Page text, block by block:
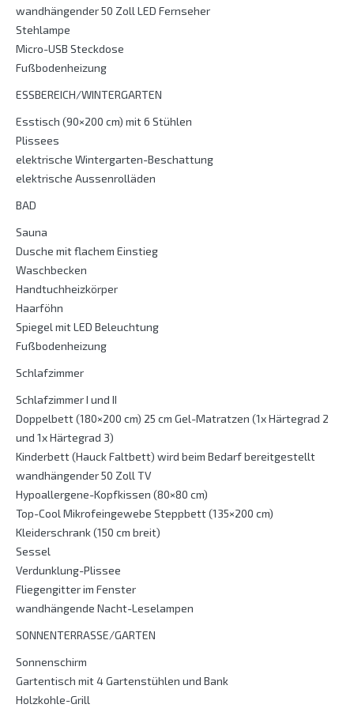
wandhängender 50 Zoll LED Fernseher
Stehlampe
Micro-USB Steckdose
Fußbodenheizung
ESSBEREICH/WINTERGARTEN
Esstisch (90×200 cm) mit 6 Stühlen
Plissees
elektrische Wintergarten-Beschattung
elektrische Aussenrolläden
BAD
Sauna
Dusche mit flachem Einstieg
Waschbecken
Handtuchheizkörper
Haarföhn
Spiegel mit LED Beleuchtung
Fußbodenheizung
Schlafzimmer
Schlafzimmer I und II
Doppelbett (180×200 cm) 25 cm Gel-Matratzen (1x Härtegrad 2
und 1x Härtegrad 3)
Kinderbett (Hauck Faltbett) wird beim Bedarf bereitgestellt
wandhängender 50 Zoll TV
Hypoallergene-Kopfkissen (80×80 cm)
Top-Cool Mikrofeingewebe Steppbett (135×200 cm)
Kleiderschrank (150 cm breit)
Sessel
Verdunklung-Plissee
Fliegengitter im Fenster
wandhängende Nacht-Leselampen
SONNENTERRASSE/GARTEN
Sonnenschirm
Gartentisch mit 4 Gartenstühlen und Bank
Holzkohle-Grill